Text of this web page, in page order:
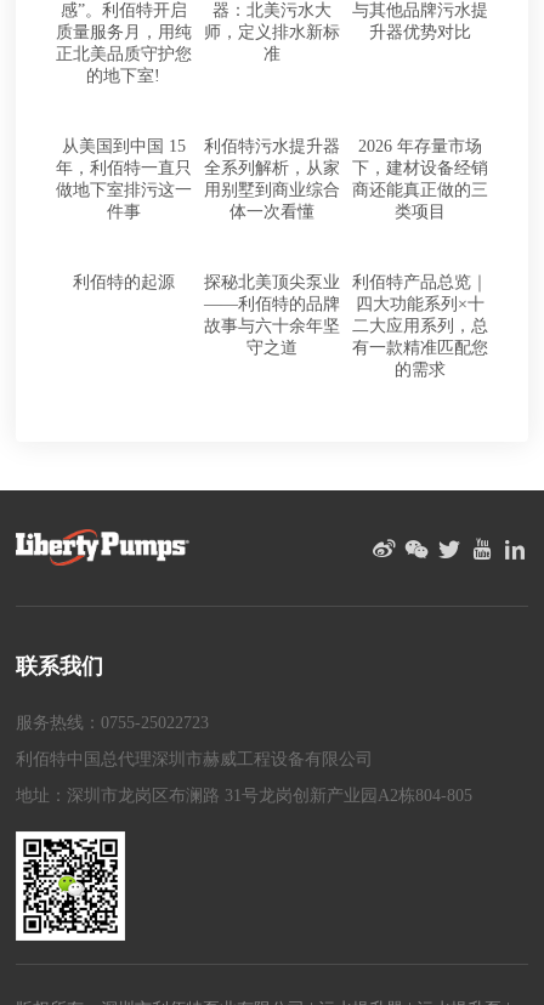
感”。利佰特开启
质量服务月，用纯
正北美品质守护您
的地下室!
器：北美污水大
师，定义排水新标
准
与其他品牌污水提
升器优势对比
从美国到中国 15
年，利佰特一直只
做地下室排污这一
件事
利佰特污水提升器
全系列解析，从家
用别墅到商业综合
体一次看懂
2026 年存量市场
下，建材设备经销
商还能真正做的三
类项目
利佰特的起源
探秘北美顶尖泵业
——利佰特的品牌
故事与六十余年坚
守之道
利佰特产品总览｜
四大功能系列×十
二大应用系列，总
有一款精准匹配您
的需求
联系我们
服务热线：0755-25022723
利佰特中国总代理深圳市赫威工程设备有限公司
地址：深圳市龙岗区布澜路 31号龙岗创新产业园A2栋804-805